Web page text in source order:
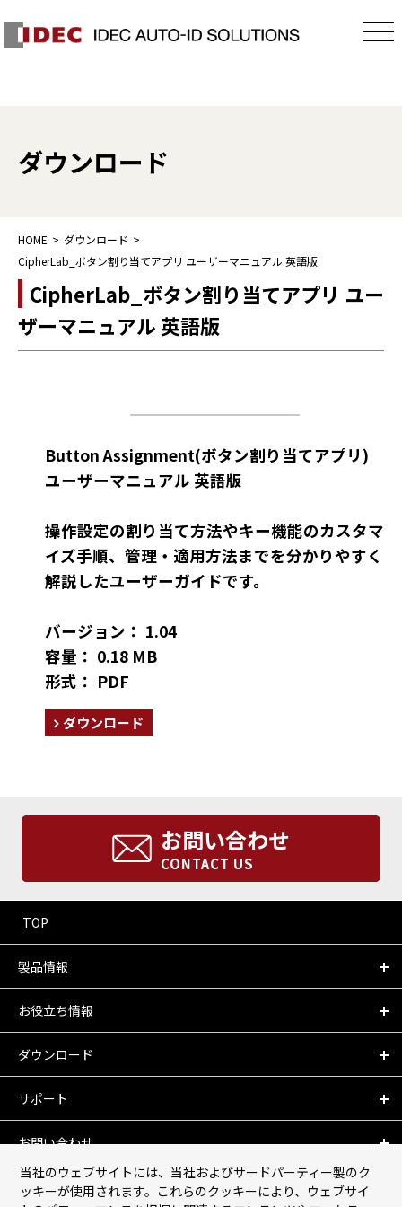
当社のウェブサイトには、当社およびサードパーティー製のク
ッキーが使用されます。これらのクッキーにより、ウェブサイ
ダウンロード
HOME
ダウンロード
CipherLab_ボタン割り当てアプリ ユーザーマニュアル 英語版
CipherLab_ボタン割り当てアプリ ユー
ザーマニュアル 英語版
Button Assignment(ボタン割り当てアプリ)
ユーザーマニュアル 英語版
操作設定の割り当て方法やキー機能のカスタマ
イズ手順、管理・適用方法までを分かりやすく
解説したユーザーガイドです。
バージョン： 1.04
容量： 0.18 MB
形式： PDF
ダウンロード
お問い合わせ
CONTACT US
TOP
製品情報
お役立ち情報
ダウンロード
サポート
お問い合わせ
会社情報